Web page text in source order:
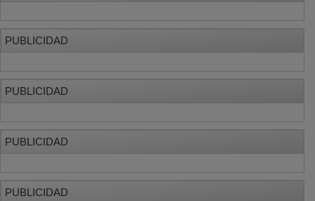
PUBLICIDAD
PUBLICIDAD
PUBLICIDAD
PUBLICIDAD